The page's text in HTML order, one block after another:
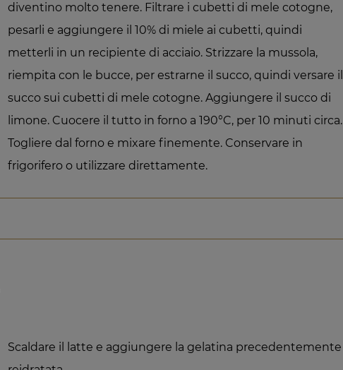
diventino molto tenere. Filtrare i cubetti di mele cotogne,
pesarli e aggiungere il 10% di miele ai cubetti, quindi
metterli in un recipiente di acciaio. Strizzare la mussola,
riempita con le bucce, per estrarne il succo, quindi versare il
succo sui cubetti di mele cotogne. Aggiungere il succo di
limone. Cuocere il tutto in forno a 190°C, per 10 minuti circa.
Togliere dal forno e mixare finemente. Conservare in
frigorifero o utilizzare direttamente.
Scaldare il latte e aggiungere la gelatina precedentemente